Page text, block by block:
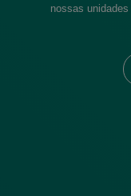
nossas unidades